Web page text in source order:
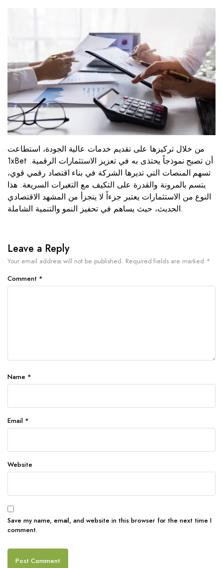
من خلال تركيزها على تقديم خدمات عالية الجودة، استطاعت
1xBet أن تصبح نموذجاً يحتذى به في تعزيز الاستثمارات الرقمية.
تسهم المنصات التي تديرها الشركة في بناء اقتصاد رقمي قوي،
يتسم بالمرونة والقدرة على التكيف مع التغيرات السريعة. هذا
النوع من الاستثمارات يعتبر جزءاً لا يتجزأ من المشهد الاقتصادي
الحديث، حيث يساهم في تحفيز النمو والتنمية الشاملة.
Leave a Reply
Your email address will not be published. Required fields are marked *
Comment *
Name *
Email *
Website
Save my name, email, and website in this browser for the next time I
comment.